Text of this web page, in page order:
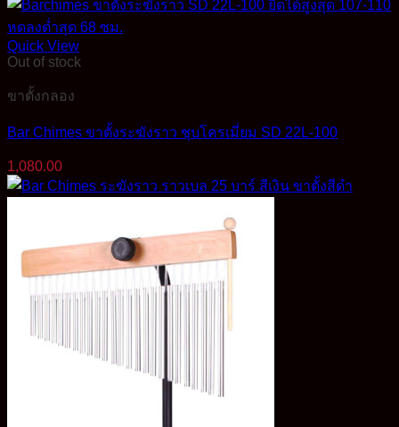
Quick View
Out of stock
ขาตั้งกลอง
Bar Chimes ขาตั้งระฆังราว ชุบโครเมี่ยม SD 22L-100
1,080.00